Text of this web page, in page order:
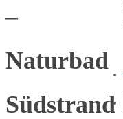
–
Naturbad
Südstrand